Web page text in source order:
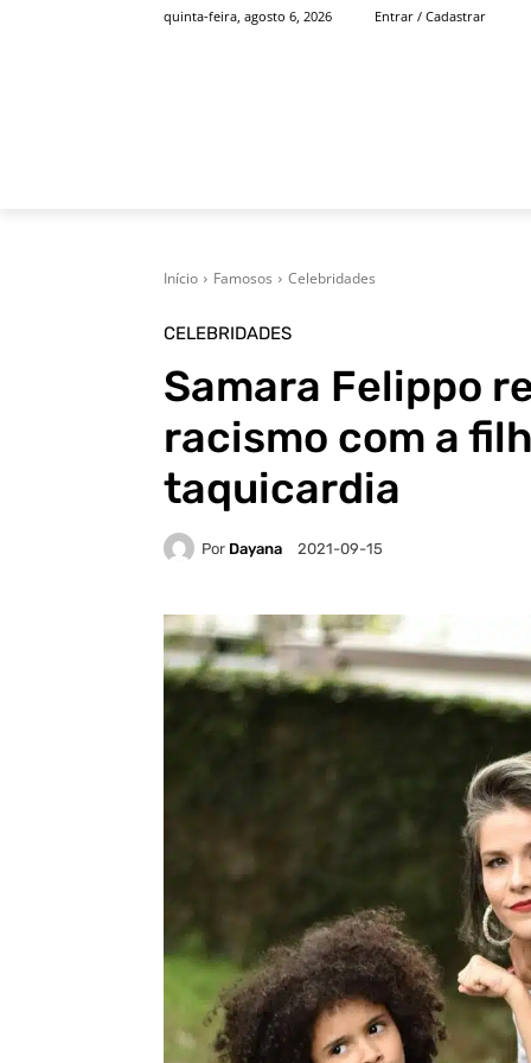
quinta-feira, agosto 6, 2026 Entrar / Cadastrar
Início Famosos Celebridades
CELEBRIDADES
Samara Felippo
racismo com a
taquicardia
Por Dayana 2021-09-15